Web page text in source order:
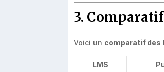
3.
Voici un comparatif des
LMS